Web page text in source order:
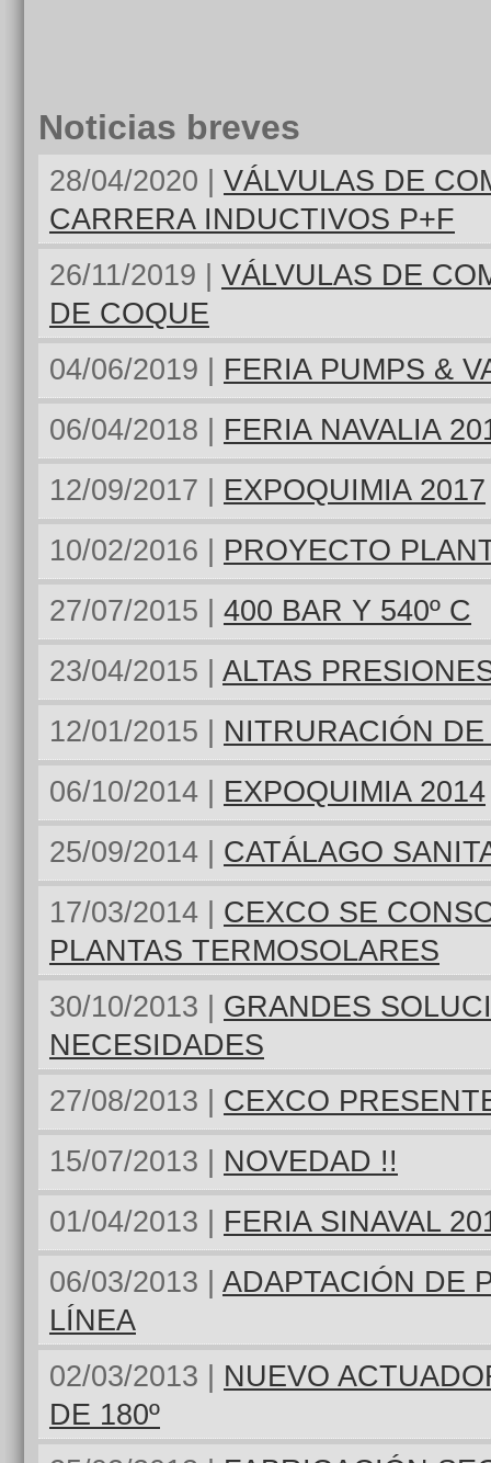
Noticias breves
28/04/2020 | VÁLVULAS DE
CARRERA INDUCTIVOS P+F
26/11/2019 | VÁLVULAS DE
DE COQUE
04/06/2019 | FERIA PUMPS &
06/04/2018 | FERIA NAVALIA
12/09/2017 | EXPOQUIMIA 2017
10/02/2016 | PROYECTO
27/07/2015 | 400 BAR Y 540º C
23/04/2015 | ALTAS
12/01/2015 | NITRURACIÓN
06/10/2014 | EXPOQUIMIA 2014
25/09/2014 | CATÁLAGO
17/03/2014 | CEXCO SE
PLANTAS TERMOSOLARES
30/10/2013 | GRANDES
NECESIDADES
27/08/2013 | CEXCO
15/07/2013 | NOVEDAD !!
01/04/2013 | FERIA SINAVAL
06/03/2013 | ADAPTACIÓN DE
LÍNEA
02/03/2013 | NUEVO
DE 180º